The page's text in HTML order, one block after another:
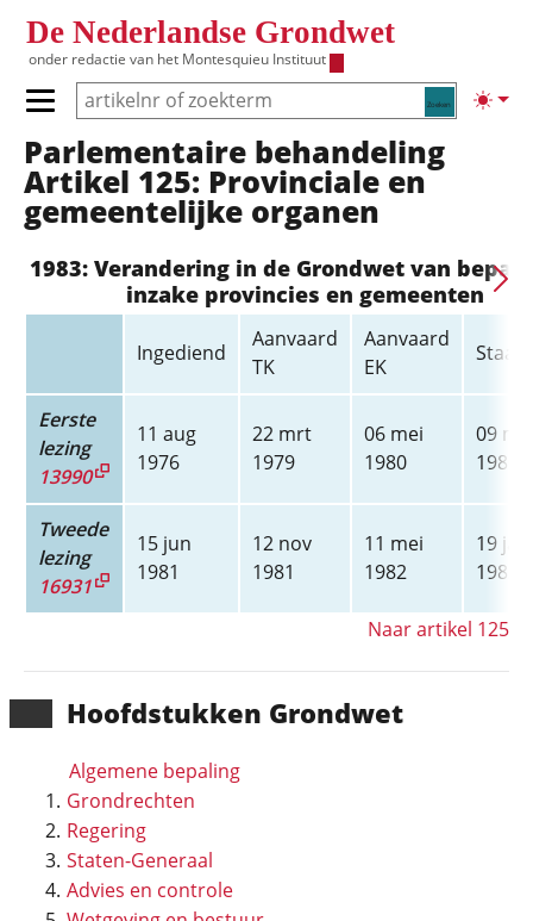
De Nederlandse Grondwet
onder redactie van het Montesquieu Instituut
Zoeken
Primair menu tonen/verbergen
Hoofdnavigatie
Hoofd­stukken Grondwet
Algemene bepaling
Grondrechten
Regering
Staten-Generaal
Advies en controle
Parlementaire behandeling
Artikel 125: Provinciale en
gemeentelijke organen
1983: Verandering in de Grondwet van
inzake provincies en gemeenten
Ingediend
Aanvaard
TK
Aanvaard
EK
Eerste
lezing
13990
11 aug
1976
22 mrt
1979
06 mei
1980
09
1980
Tweede
lezing
16931
15 jun
1981
12 nov
1981
11 mei
1982
19 jan
1983
Naar artikel 125